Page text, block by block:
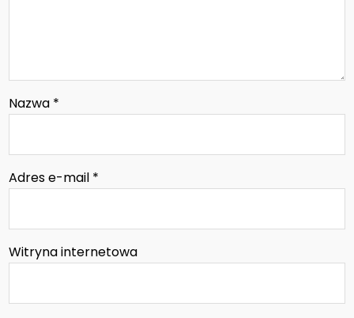
Nazwa *
Adres e-mail *
Witryna internetowa